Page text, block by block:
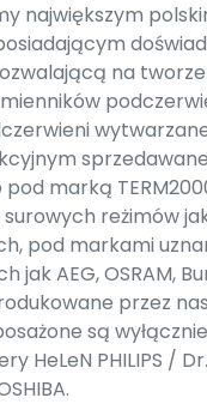
największym
na
marką
surowych reżimów
pod markami
jak AEG, OSRAM,
przez
są
HeLeN PHILIPS /